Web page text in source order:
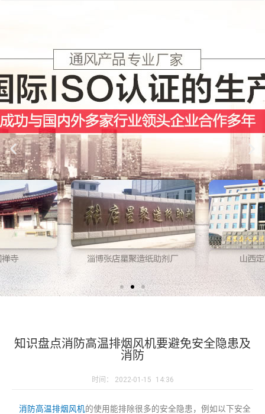
知识盘点消防高温排烟风机要避免安全隐患及
消防
时间： 2022-01-15 14:36
消防高温排烟风机的使用能排除很多的安全隐患，例如以下安全